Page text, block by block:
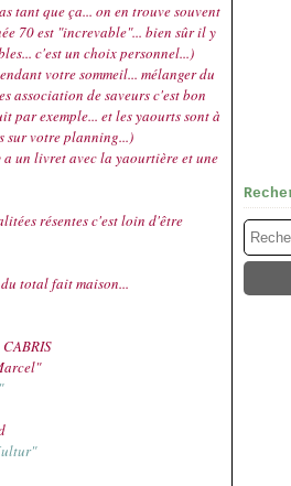
tant que ça... on en trouve souvent
70 est "increvable"... bien sûr il y
c'est un choix personnel...)
votre sommeil... mélanger du
association de saveurs c'est bon
par exemple... et les yaourts sont à
sur votre planning...)
a un livret avec la yaourtière et une
résentes c'est loin d'être
total fait maison...